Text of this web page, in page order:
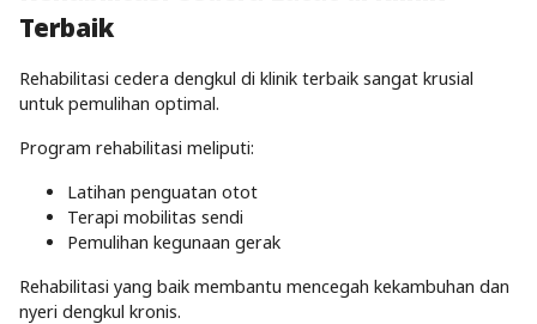
Terbaik
Rehabilitasi cedera dengkul di klinik terbaik sangat krusial
untuk pemulihan optimal.
Program rehabilitasi meliputi:
Latihan penguatan otot
Terapi mobilitas sendi
Pemulihan kegunaan gerak
Rehabilitasi yang baik membantu mencegah kekambuhan dan
nyeri dengkul kronis.